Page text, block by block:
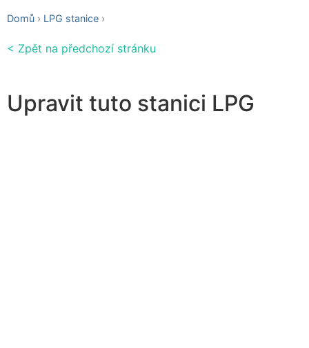
Domů LPG stanice
< Zpět na předchozí stránku
Upravit tuto stanici LPG